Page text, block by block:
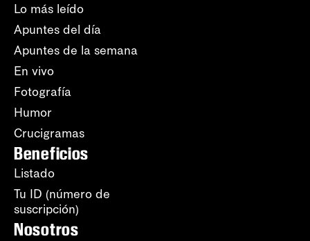
Lo más leído
Apuntes del día
Apuntes de la semana
En vivo
Fotografía
Humor
Crucigramas
Beneficios
Listado
Tu ID (número de
suscripción)
Nosotros